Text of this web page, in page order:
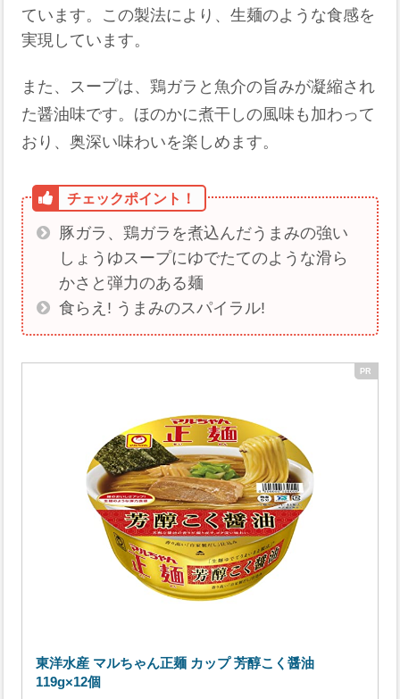
ています。この製法により、生麺のような食感を
実現しています。
また、スープは、鶏ガラと魚介の旨みが凝縮され
た醤油味です。ほのかに煮干しの風味も加わって
おり、奥深い味わいを楽しめます。
豚ガラ、鶏ガラを煮込んだうまみの強い
しょうゆスープにゆでたてのような滑ら
かさと弾力のある麺
食らえ! うまみのスパイラル!
東洋水産 マルちゃん正麺 カップ 芳醇こく醤油
119g×12個